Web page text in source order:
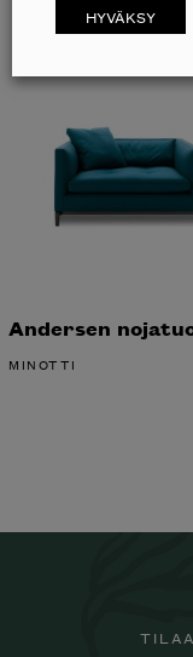
Andersen
MINOTTI
HYVÄKSY